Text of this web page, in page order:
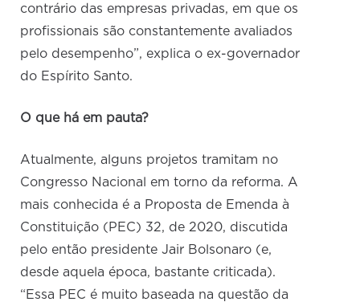
contrário das empresas privadas, em que os
profissionais são constantemente avaliados
pelo desempenho”, explica o ex-governador
do Espírito Santo.
O que há em pauta?
Atualmente, alguns projetos tramitam no
Congresso Nacional em torno da reforma. A
mais conhecida é a Proposta de Emenda à
Constituição (PEC) 32, de 2020, discutida
pelo então presidente Jair Bolsonaro (e,
desde aquela época, bastante criticada).
“Essa PEC é muito baseada na questão da